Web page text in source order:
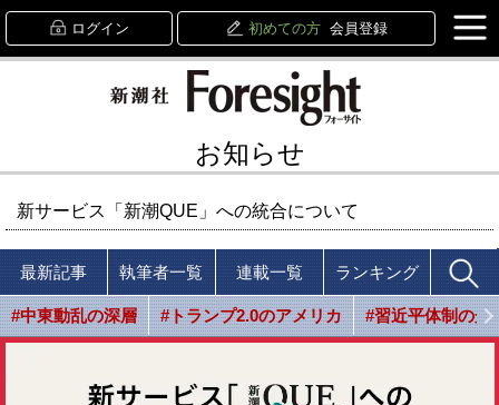
ログイン 初めての方 会員登録
お知らせ
新サービス「新潮QUE」への統合について
最新記事 執筆者一覧 連載一覧 ランキング
#中東動乱の深層 #トランプ2.0のアメリカ #習近平体制の光